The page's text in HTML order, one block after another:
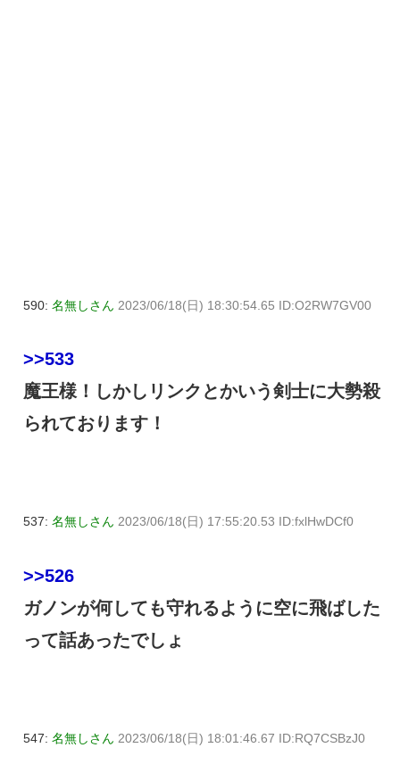
590: 名無しさん 2023/06/18(日) 18:30:54.65 ID:O2RW7GV00
>>533
魔王様！しかしリンクとかいう剣士に大勢殺
られております！
537: 名無しさん 2023/06/18(日) 17:55:20.53 ID:fxlHwDCf0
>>526
ガノンが何しても守れるように空に飛ばした
って話あったでしょ
547: 名無しさん 2023/06/18(日) 18:01:46.67 ID:RQ7CSBzJ0